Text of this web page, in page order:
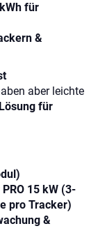
für
&
aber leichte
für
15 kW (3-
pro Tracker)
&